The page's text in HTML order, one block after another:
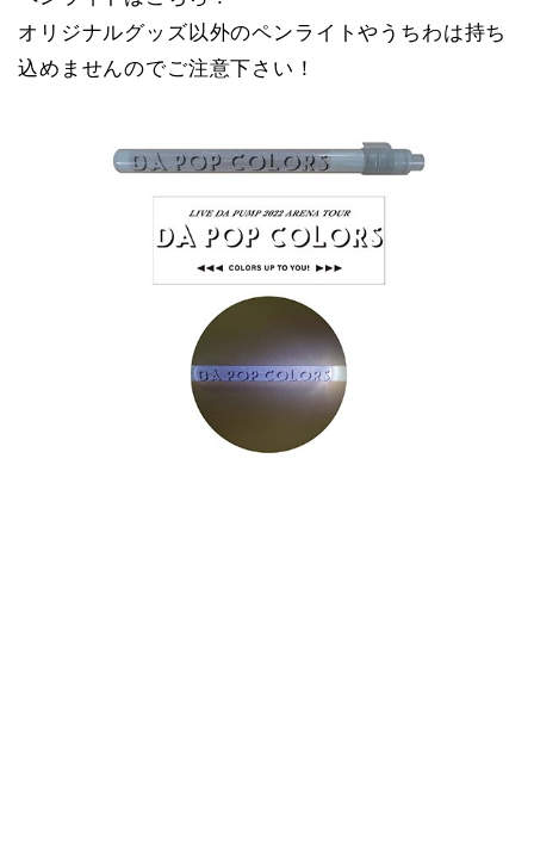
オリジナルグッズ以外のペンライトやうちわは持ち
込めませんのでご注意下さい！